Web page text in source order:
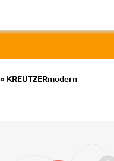
» KREUTZERmodern